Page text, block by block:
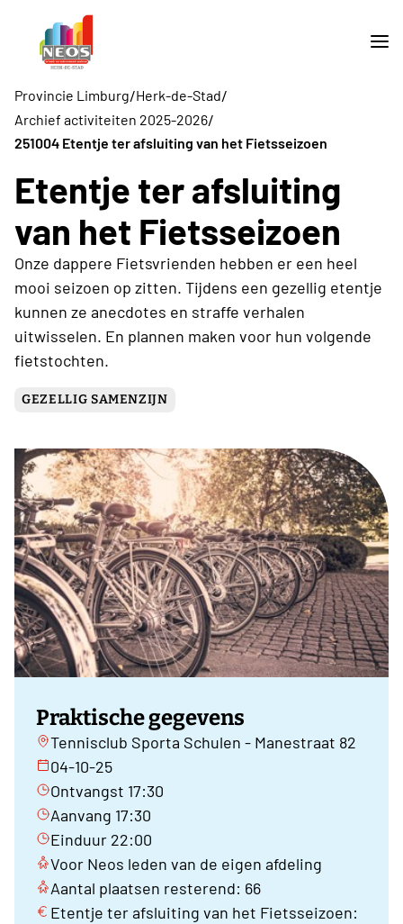
Provincie Limburg/Herk-de-Stad/
Archief activiteiten 2025-2026/
251004 Etentje ter afsluiting van het Fietsseizoen
Etentje ter afsluiting
van het Fietsseizoen
Onze dappere Fietsvrienden hebben er een heel
mooi seizoen op zitten. Tijdens een gezellig etentje
kunnen ze anecdotes en straffe verhalen
uitwisselen. En plannen maken voor hun volgende
fietstochten.
GEZELLIG SAMENZIJN
Praktische gegevens
Tennisclub Sporta Schulen - Manestraat 82
04-10-25
Ontvangst 17:30
Aanvang 17:30
Einduur 22:00
Voor Neos leden van de eigen afdeling
Aantal plaatsen resterend: 66
Etentje ter afsluiting van het Fietsseizoen: